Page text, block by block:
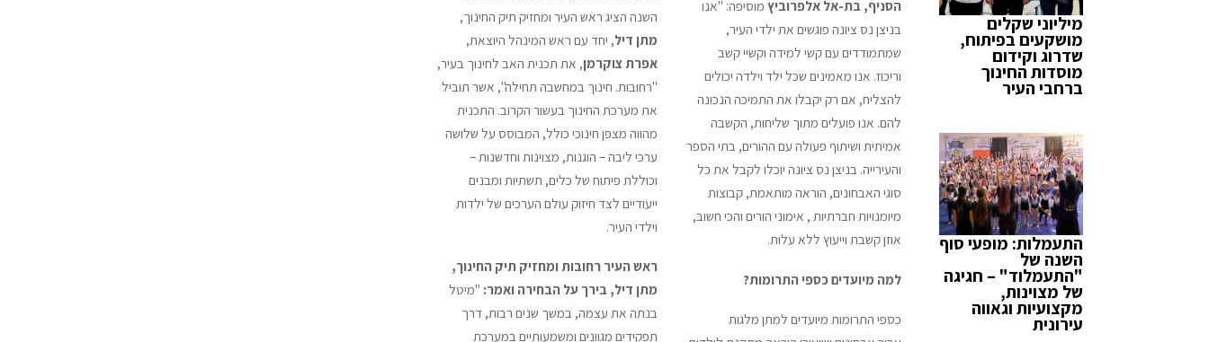
הסניף, בת-אל אלפרוביץ מוסיפה: "אנו
בניצן נס ציונה פוגשים את ילדי העיר,
שמתמודדים עם קשי למידה וקשיי קשב
וריכוז. אנו מאמינים שכל ילד וילדה יכולים
להצליח, אם רק יקבלו את התמיכה הנכונה
להם. אנו פועלים מתוך שליחות, הקשבה
אמיתית ושיתוף פעולה עם ההורים, בתי הספר
והעירייה. בניצן נס ציונה יוכלו לקבל את כל
סוגי האבחונים, הוראה מותאמת, קבוצות
מיומנויות חברתיות , אימוני הורים והכי חשוב,
אוזן קשבת וייעוץ ללא עלות.
למה מיועדים כספי התרומות?
כספי התרומות מיועדים למתן מלגות
השנה הציג ראש העיר ומחזיק תיק החינוך,
מתן דיל, יחד עם ראש המינהל היוצאת,
אפרת צוקרמן, את תכנית האב לחינוך בעיר,
"רחובות. חינוך במחשבה תחילה", אשר תוביל
את מערכת החינוך בעשור הקרוב. התכנית
מהווה מצפן חינוכי כולל, המבוסס על שלושה
ערכי ליבה – הוגנות, מצוינות וחדשנות –
וכוללת פיתוח של כלים, תשתיות ומבנים
ייעודיים לצד חיזוק עולם הערכים של ילדות
וילדי העיר.
ראש העיר רחובות ומחזיק תיק החינוך,
מתן דיל, בירך על הבחירה ואמר: "מיטל
בנתה את עצמה, במשך שנים רבות, דרך
תפקידים מגוונים ומשמעותיים במערכת
מיליוני שקלים
מושקעים בפיתוח,
שדרוג וקידום
מוסדות החינוך
ברחבי העיר
התעמלות: מופעי סוף
השנה של
"התעמלוד" – חגיגה
של מצוינות,
מקצועיות וגאווה
עירונית